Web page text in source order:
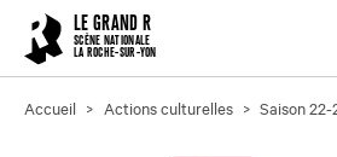
LE GRAND R
SCÈNE NATIONALE
LA ROCHE-SUR-YON
Accueil Actions culturelles Saison 22-
Cookies management panel